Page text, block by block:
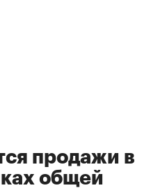
продажи в
общей